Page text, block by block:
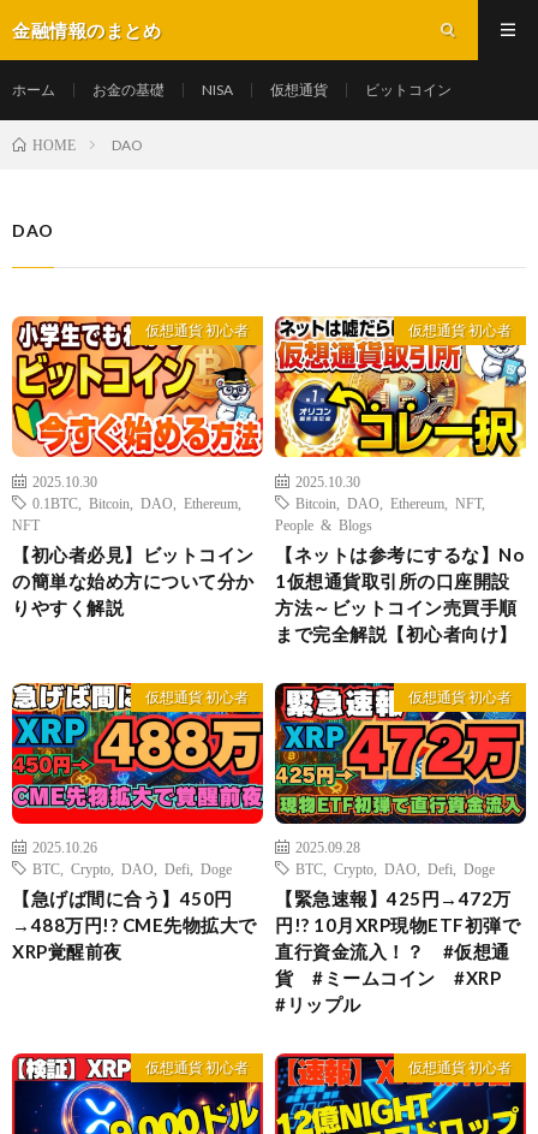
金融情報のまとめ
ホーム お金の基礎 NISA 仮想通貨 ビットコイン
HOME DAO
DAO
仮想通貨 初心者
2025.10.30
0.1BTC
Bitcoin DAO Ethereum
NFT
【初心者必見】ビットコイン
の簡単な始め方について分か
りやすく解説
仮想通貨 初心者
2025.10.30
Bitcoin
DAO Ethereum NFT,
People & Blogs
【ネットは参考にするな】No
1仮想通貨取引所の口座開設
方法～ビットコイン売買手順
まで完全解説【初心者向け】
仮想通貨 初心者
2025.10.26
BTC
Crypto DAO Defi Doge
【急げば間に合う】450円
→488万円!? CME先物拡大で
XRP覚醒前夜
仮想通貨 初心者
2025.09.28
BTC
Crypto DAO Defi Doge
【緊急速報】425円→472万
円!? 10月XRP現物ETF初弾で
直行資金流入！？ #仮想通
貨 #ミームコイン #XRP
#リップル
仮想通貨 初心者 仮想通貨 初心者